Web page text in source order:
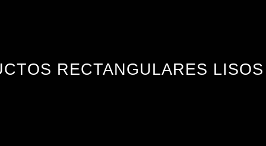
RECTANGULARES LISOS